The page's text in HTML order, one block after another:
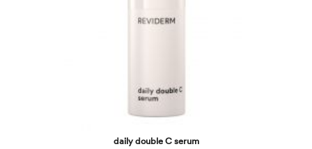
daily double C serum